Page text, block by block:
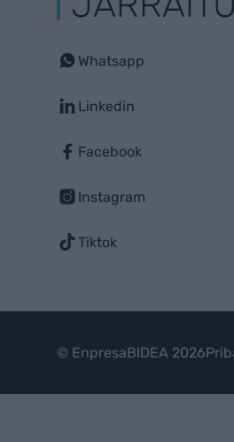
Whatsapp
Linkedin
Facebook
Instagram
Tiktok
© EnpresaBIDEA 2026